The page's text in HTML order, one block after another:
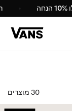
10% הנחה
30 מוצרים